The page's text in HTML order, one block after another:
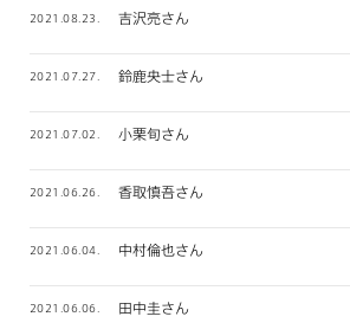
2021.08.23. 吉沢亮さん
2021.07.27. 鈴鹿央士さん
2021.07.02. 小栗旬さん
2021.06.26. 香取慎吾さん
2021.06.04. 中村倫也さん
2021.06.06. 田中圭さん